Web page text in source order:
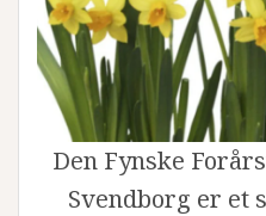
Den Fynske
Svendborg er et